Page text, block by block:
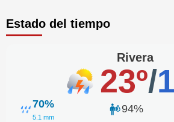
Estado del tiempo
Rivera
23º/
70%
5.1 mm
94%